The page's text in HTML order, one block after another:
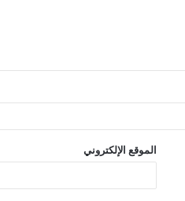
الموقع الإلكتروني